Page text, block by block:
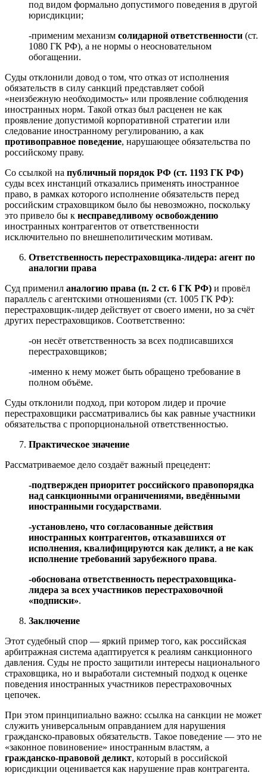
под видом формально допустимого поведения в другой
юрисдикции;
-применим механизм солидарной ответственности (ст.
1080 ГК РФ), а не нормы о неосновательном
обогащении.
Суды отклонили довод о том, что отказ от исполнения
обязательств в силу санкций представляет собой
«неизбежную необходимость» или проявление соблюдения
иностранных норм. Такой отказ был расценен не как
проявление допустимой корпоративной стратегии или
следование иностранному регулированию, а как
противоправное поведение, нарушающее обязательства по
российскому праву.
Со ссылкой на публичный порядок РФ (ст. 1193 ГК РФ)
суды всех инстанций отказались применять иностранное
право, в рамках которого исполнение обязательств перед
российским страховщиком было бы невозможно, поскольку
это привело бы к несправедливому освобождению
иностранных контрагентов от ответственности
исключительно по внешнеполитическим мотивам.
Ответственность перестраховщика-лидера: агент по
аналогии права
Суд применил аналогию права (п. 2 ст. 6 ГК РФ) и провёл
параллель с агентскими отношениями (ст. 1005 ГК РФ):
перестраховщик-лидер действует от своего имени, но за счёт
других перестраховщиков. Соответственно:
-он несёт ответственность за всех подписавшихся
перестраховщиков;
-именно к нему может быть обращено требование в
полном объёме.
Суды отклонили подход, при котором лидер и прочие
перестраховщики рассматривались бы как равные участники
обязательства с пропорциональной ответственностью.
Практическое значение
Рассматриваемое дело создаёт важный прецедент:
-подтвержден приоритет российского правопорядка
над санкционными ограничениями, введёнными
иностранными государствами.
-установлено, что согласованные действия
иностранных контрагентов, отказавшихся от
исполнения, квалифицируются как деликт, а не как
исполнение требований зарубежного права.
-обоснована ответственность перестраховщика-
лидера за всех участников перестраховочной
«подписки».
Заключение
Этот судебный спор — яркий пример того, как российская
арбитражная система адаптируется к реалиям санкционного
давления. Суды не просто защитили интересы национального
страховщика, но и выработали системный подход к оценке
поведения иностранных участников перестраховочных
цепочек.
При этом принципиально важно: ссылка на санкции не может
служить универсальным оправданием для нарушения
гражданско-правовых обязательств. Такое поведение — это не
«законное повиновение» иностранным властям, а
гражданско-правовой деликт, который в российской
юрисдикции оценивается как нарушение прав контрагента.